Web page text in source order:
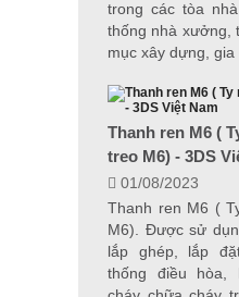
trong các tòa
thống nhà xưởng,
mục xây dựng, gia
Thanh ren M6 (
treo M6) - 3DS
01/08/2023
Thanh ren M6 (
M6). Được sử
lắp ghép, lắp
thống điều hòa,